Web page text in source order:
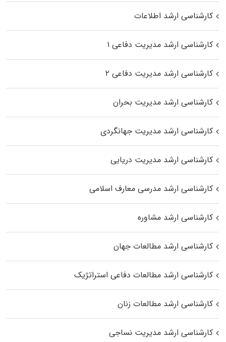
کارشناسی ارشد اطلاعات
کارشناسی ارشد مدیریت دفاعی ۱
کارشناسی ارشد مدیریت دفاعی ۲
کارشناسی ارشد مدیریت بحران
کارشناسی ارشد مدیریت جهانگردی
کارشناسی ارشد مدیریت دریایی
کارشناسی ارشد مدرسی معارف اسلامی
کارشناسی ارشد مشاوره
کارشناسی ارشد مطالعات جهان
کارشناسی ارشد مطالعات دفاعی استراتژیک
کارشناسی ارشد مطالعات زنان
کارشناسی ارشد مدیریت نساجی